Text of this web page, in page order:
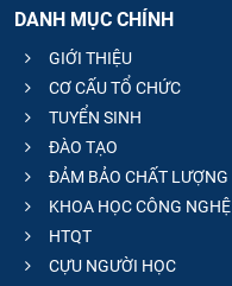
DANH MỤC CHÍNH
GIỚI THIỆU
CƠ CẤU TỔ CHỨC
TUYỂN SINH
ĐÀO TẠO
ĐẢM BẢO CHẤT LƯỢNG
KHOA HỌC CÔNG NGHỆ
HTQT
CỰU NGƯỜI HỌC